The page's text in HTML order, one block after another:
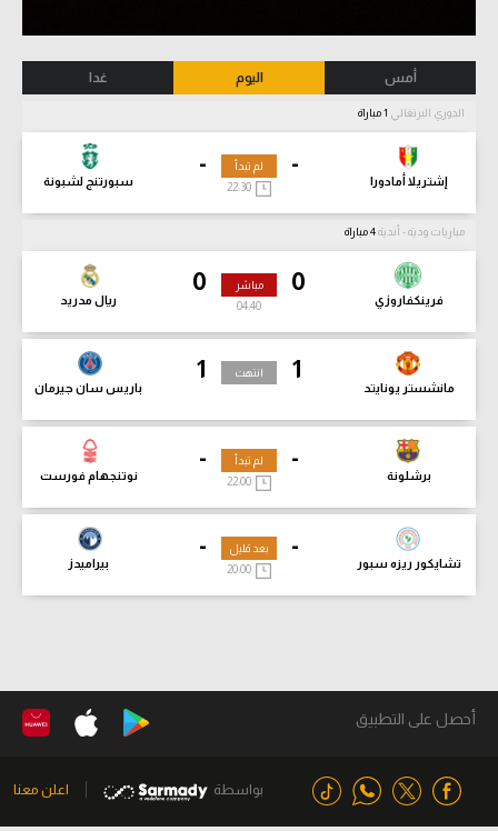
أمس اليوم غدا
الدوري البرتغالي
-
إشتريلا أمادورا
-
سبورتنج لشبونة
لم تبدأ
مباريات ودية - أندية
0
فرينكفاروزي
0
ريال مدريد
مباشر
04:42
1
مانشستر يونايتد
1
باريس سان جيرمان
انتهت
-
برشلونة
-
نوتنجهام فورست
لم تبدأ
-
تشايكور ريزه سبور
-
بيراميدز
بعد قليل
أحصل على التطبيق
بواسطة اعلن معنا